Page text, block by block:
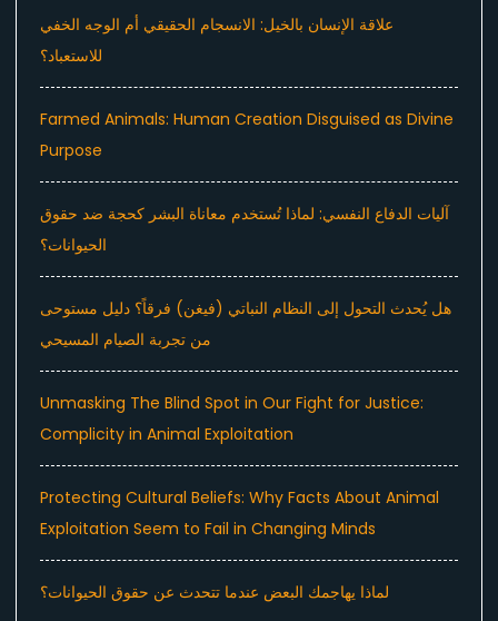
علاقة الإنسان بالخيل: الانسجام الحقيقي أم الوجه الخفي
للاستعباد؟
Farmed Animals: Human Creation Disguised as Divine
Purpose
آليات الدفاع النفسي: لماذا تُستخدم معاناة البشر كحجة ضد حقوق
الحيوانات؟
هل يُحدث التحول إلى النظام النباتي (فيغن) فرقاً؟ دليل مستوحى
من تجربة الصيام المسيحي
Unmasking The Blind Spot in Our Fight for Justice:
Complicity in Animal Exploitation
Protecting Cultural Beliefs: Why Facts About Animal
Exploitation Seem to Fail in Changing Minds
لماذا يهاجمك البعض عندما تتحدث عن حقوق الحيوانات؟